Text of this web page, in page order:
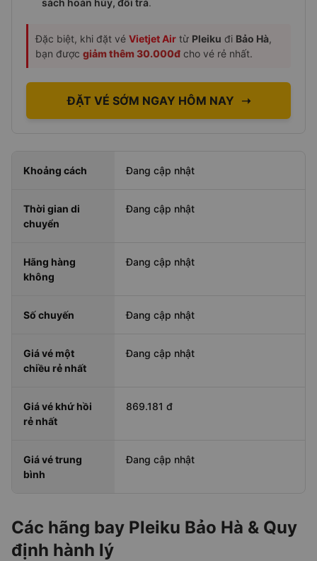
sách hoàn hủy, đổi trả.
Đặc biệt, khi đặt vé Vietjet Air từ Pleiku đi Bảo Hà,
bạn được giảm thêm 30.000đ cho vé rẻ nhất.
ĐẶT VÉ SỚM NGAY HÔM NAY ➝
Khoảng cách Đang cập nhật
Thời gian di
chuyển
Đang cập nhật
Hãng hàng
không
Đang cập nhật
Số chuyến Đang cập nhật
Giá vé một
chiều rẻ nhất
Đang cập nhật
Giá vé khứ hồi
rẻ nhất
869.181 đ
Giá vé trung
bình
Đang cập nhật
Các hãng bay Pleiku Bảo Hà & Quy
định hành lý